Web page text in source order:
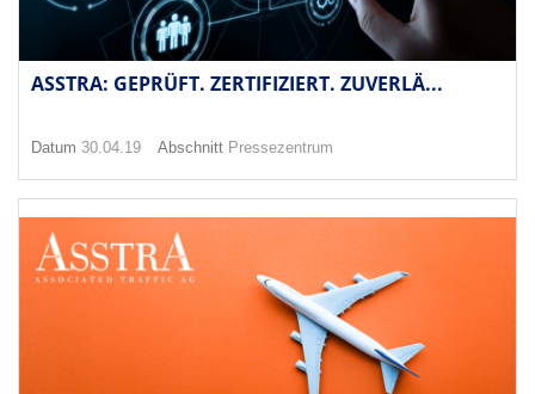
ASSTRA: GEPRÜFT. ZERTIFIZIERT. ZUVERLÄ...
Datum 30.04.19 Abschnitt Pressezentrum